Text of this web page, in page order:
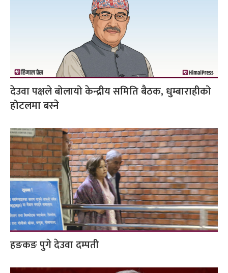
देउवा पक्षले बोलायो केन्द्रीय समिति बैठक, धुम्बाराहीको
होटलमा बस्ने
हङकङ पुगे देउवा दम्पती